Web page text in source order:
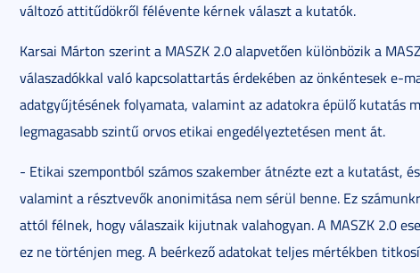
változó attitűdökről félévente kérnek választ a kutatók.
Karsai Márton szerint a MASZK 2.0 alapvetően különbözik a
válaszadókkal való kapcsolattartás érdekében az önkéntesek e-
adatgyűjtésének folyamata, valamint az adatokra épülő kutatás
legmagasabb szintű orvos etikai engedélyeztetésen ment át.
- Etikai szempontból számos szakember átnézte ezt a kutatást,
valamint a résztvevők anonimitása nem sérül benne. Ez
attól félnek, hogy válaszaik kijutnak valahogyan. A MASZK 2.0
ez ne történjen meg. A beérkező adatokat teljes mértékben